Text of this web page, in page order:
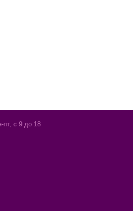
пт, с 9 до 18